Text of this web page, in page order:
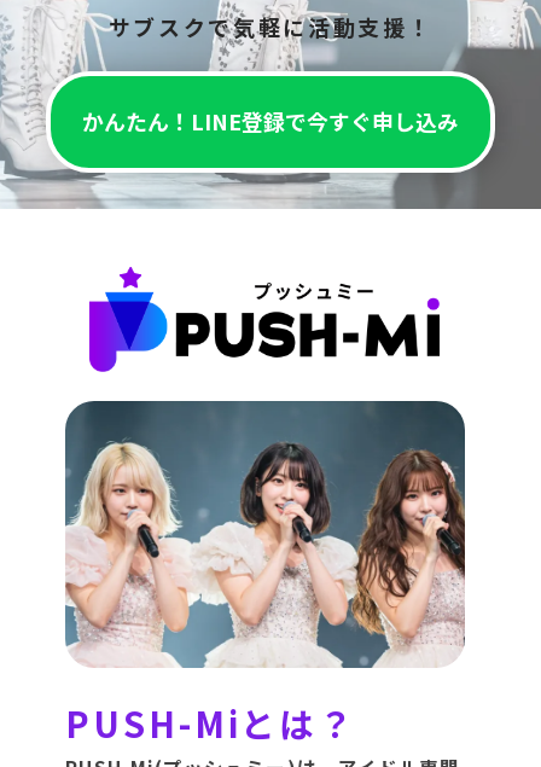
サブスクで気軽に活動支援！
かんたん！LINE登録で今すぐ申し込み